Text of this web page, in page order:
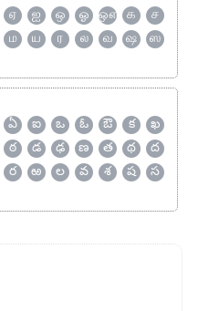
ஏ ஐ ஒ ஓ ஔ க
ச
ம ய ர ல வ ஷ
ஸ
ఏ ఐ ఒ ఓ ఔ క
ఖ
ఠ డ ఢ ణ త థ
ద
ర ఱ ల వ శ ష
స